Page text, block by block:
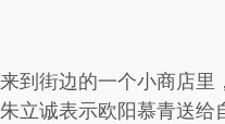
来到街边的一个小商店里
立诚表示欧阳慕青送给